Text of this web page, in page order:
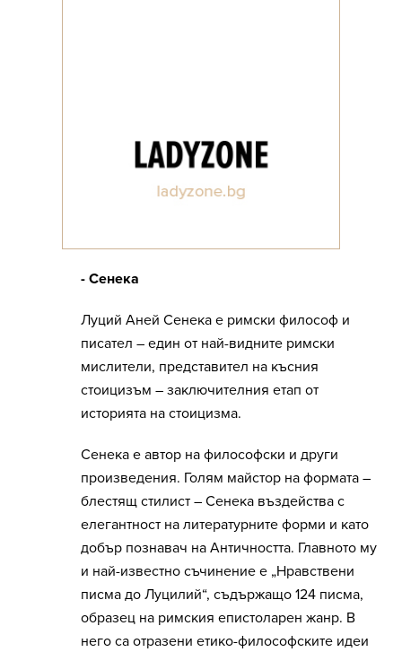
- Сенека
Луций Аней Сенека е римски философ и
писател – един от най-видните римски
мислители, представител на късния
стоицизъм – заключителния етап от
историята на стоицизма.
Сенека е автор на философски и други
произведения. Голям майстор на формата –
блестящ стилист – Сенека въздейства с
елегантност на литературните форми и като
добър познавач на Античността. Главното му
и най-известно съчинение е „Нравствени
писма до Луцилий“, съдържащо 124 писма,
образец на римския епистоларен жанр. В
него са отразени етико-философските идеи